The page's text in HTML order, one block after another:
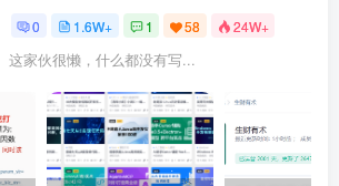
0 1.6W+ 1 58 24W+
这家伙很懒，什么都没有写...